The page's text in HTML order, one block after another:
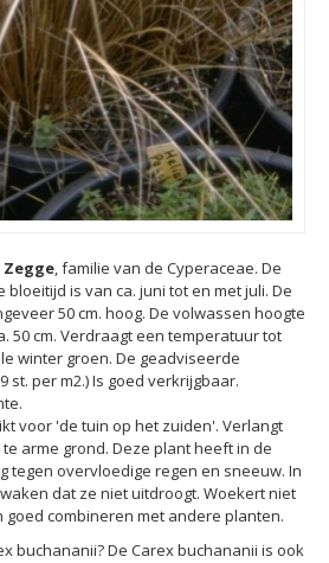
Zegge , familie van de Cyperaceae. De
is van ca. juni tot en met juli. De
50 cm. hoog. De volwassen hoogte
50 cm. Verdraagt een temperatuur tot
winter groen. De geadviseerde
st. per m2.) Is goed verkrijgbaar.
voor 'de tuin op het zuiden'. Verlangt
arme grond. Deze plant heeft in de
tegen overvloedige regen en sneeuw. In
dat ze niet uitdroogt. Woekert niet
goed combineren met andere planten.
buchananii? De Carex buchananii is ook